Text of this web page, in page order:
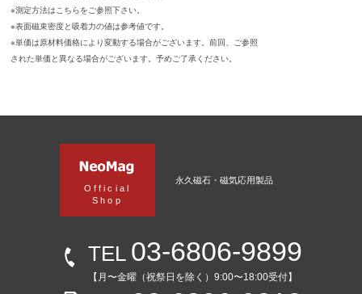
※測定方法はこちらをご参照下さい。
※表面磁束密度と吸着力の値は参考値です。
※単価は原材料価格により変動する場合がございます。前回、ご参照
された単価と異なる場合がございます。予めご了承ください。
Official
Shop
永久磁石・磁気応用製品
TEL 03-6806-9899
【月〜金曜（祝祭日を除く）9:00〜18:00受付】